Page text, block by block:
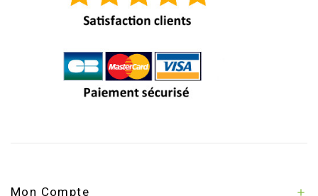
Mon Compte 